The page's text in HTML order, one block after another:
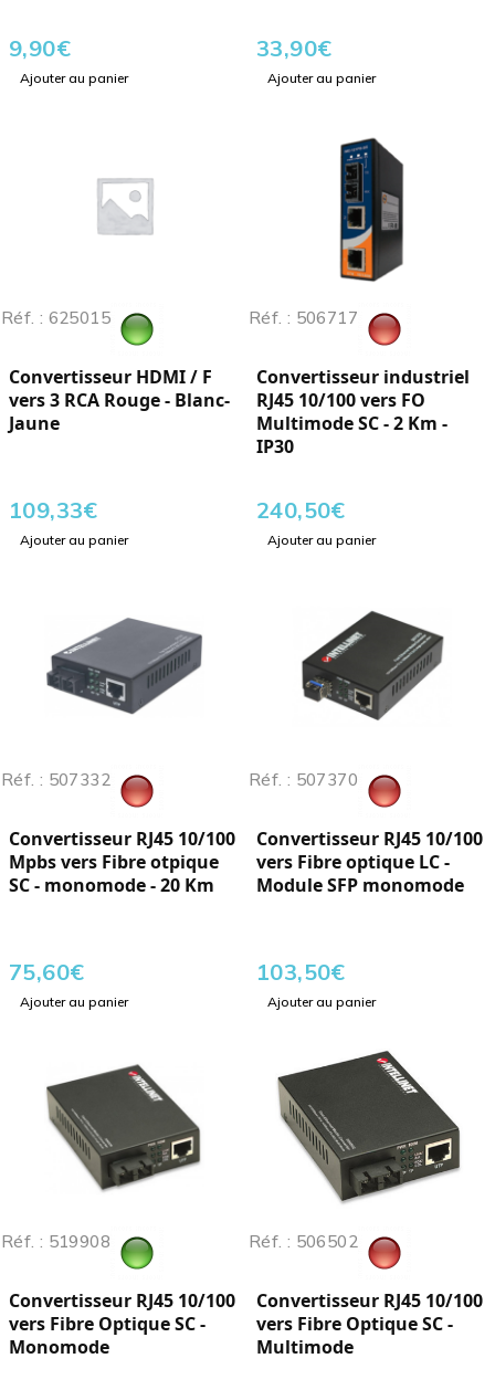
9,90€
Ajouter au panier
33,90€
Ajouter au panier
Réf. : 625015
Convertisseur HDMI / F
vers 3 RCA Rouge - Blanc-
Jaune
109,33€
Ajouter au panier
Réf. : 506717
Convertisseur industriel
RJ45 10/100 vers FO
Multimode SC - 2 Km -
IP30
240,50€
Ajouter au panier
Réf. : 507332
Convertisseur RJ45 10/100
Mpbs vers Fibre otpique
SC - monomode - 20 Km
75,60€
Ajouter au panier
Réf. : 507370
Convertisseur RJ45 10/100
vers Fibre optique LC -
Module SFP monomode
103,50€
Ajouter au panier
Réf. : 519908
Convertisseur RJ45 10/100
vers Fibre Optique SC -
Monomode
Réf. : 506502
Convertisseur RJ45 10/100
vers Fibre Optique SC -
Multimode